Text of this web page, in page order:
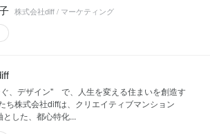
株式会社diff / マーケティング
、デザイン" で、人生を変える住まいを創造す
ち株式会社diffは、クリエイティブマンション
とした、都心特化...